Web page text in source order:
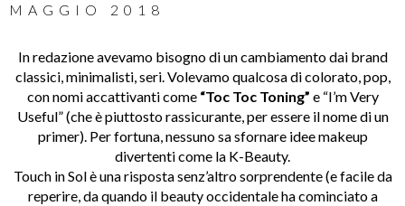
MAGGIO 2018
In redazione avevamo bisogno di un cambiamento dai brand
classici, minimalisti, seri. Volevamo qualcosa di colorato, pop,
con nomi accattivanti come “Toc Toc Toning” e “I’m Very
Useful” (che è piuttosto rassicurante, per essere il nome di un
primer). Per fortuna, nessuno sa sfornare idee makeup
divertenti come la K-Beauty.
Touch in Sol è una risposta senz’altro sorprendente (e facile da
reperire, da quando il beauty occidentale ha cominciato a